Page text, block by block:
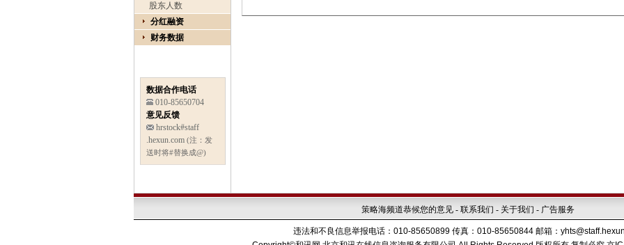
股东人数
分红融资
财务数据
数据合作电话
010-85650704
意见反馈
hrstock#staff
.hexun.com (注：发
送时将#替换成@)
策略海频道恭候您的意见 - 联系我们 - 关于我们 - 广告服务
违法和不良信息举报电话：010-85650899 传真：010-85650844 邮箱：